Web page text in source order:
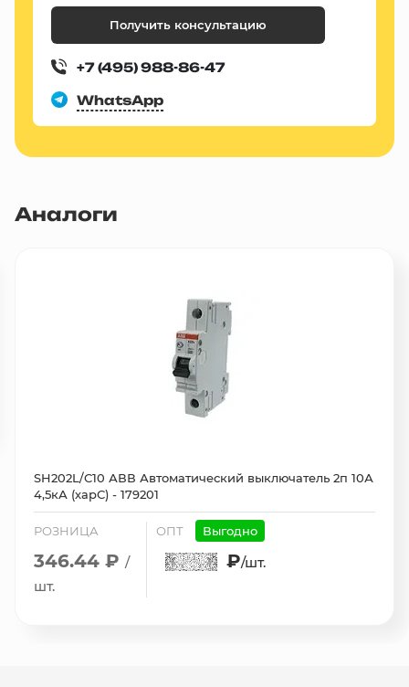
Получить консультацию
+7 (495) 988-86-47
WhatsApp
Аналоги
SH202L/С10 АВВ Автоматический выключатель 2п 10А
4,5кА (харС) - 179201
РОЗНИЦА
346.44 ₽ /
шт.
ОПТ Выгодно
₽/шт.